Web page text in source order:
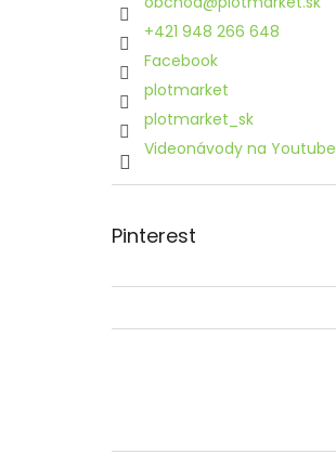
+421 948 266 648
Facebook
plotmarket
plotmarket_sk
Videonávody na Youtube
Pinterest